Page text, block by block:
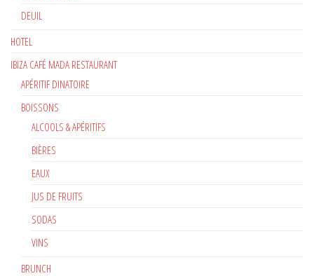
DEUIL
HOTEL
IBIZA CAFÉ MADA RESTAURANT
APÉRITIF DINATOIRE
BOISSONS
ALCOOLS & APÉRITIFS
BIÈRES
EAUX
JUS DE FRUITS
SODAS
VINS
BRUNCH